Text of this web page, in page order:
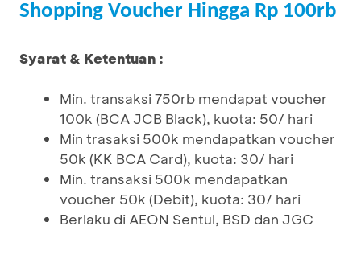
Shopping Voucher Hingga Rp 100rb
Syarat & Ketentuan :
Min. transaksi 750rb mendapat voucher
100k (BCA JCB Black), kuota: 50/ hari
Min trasaksi 500k mendapatkan voucher
50k (KK BCA Card), kuota: 30/ hari
Min. transaksi 500k mendapatkan
voucher 50k (Debit), kuota: 30/ hari
Berlaku di AEON Sentul, BSD dan JGC